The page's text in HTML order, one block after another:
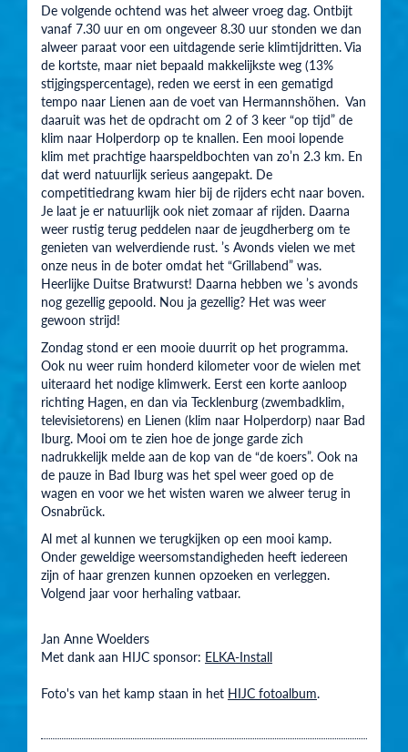
De volgende ochtend was het alweer vroeg dag. Ontbijt
vanaf 7.30 uur en om ongeveer 8.30 uur stonden we dan
alweer paraat voor een uitdagende serie klimtijdritten. Via
de kortste, maar niet bepaald makkelijkste weg (13%
stijgingspercentage), reden we eerst in een gematigd
tempo naar Lienen aan de voet van Hermannshöhen. Van
daaruit was het de opdracht om 2 of 3 keer “op tijd” de
klim naar Holperdorp op te knallen. Een mooi lopende
klim met prachtige haarspeldbochten van zo’n 2.3 km. En
dat werd natuurlijk serieus aangepakt. De
competitiedrang kwam hier bij de rijders echt naar boven.
Je laat je er natuurlijk ook niet zomaar af rijden. Daarna
weer rustig terug peddelen naar de jeugdherberg om te
genieten van welverdiende rust. ’s Avonds vielen we met
onze neus in de boter omdat het “Grillabend” was.
Heerlijke Duitse Bratwurst! Daarna hebben we ’s avonds
nog gezellig gepoold. Nou ja gezellig? Het was weer
gewoon strijd!
Zondag stond er een mooie duurrit op het programma.
Ook nu weer ruim honderd kilometer voor de wielen met
uiteraard het nodige klimwerk. Eerst een korte aanloop
richting Hagen, en dan via Tecklenburg (zwembadklim,
televisietorens) en Lienen (klim naar Holperdorp) naar Bad
Iburg. Mooi om te zien hoe de jonge garde zich
nadrukkelijk melde aan de kop van de “de koers”. Ook na
de pauze in Bad Iburg was het spel weer goed op de
wagen en voor we het wisten waren we alweer terug in
Osnabrück.
Al met al kunnen we terugkijken op een mooi kamp.
Onder geweldige weersomstandigheden heeft iedereen
zijn of haar grenzen kunnen opzoeken en verleggen.
Volgend jaar voor herhaling vatbaar.
Jan Anne Woelders
Met dank aan HIJC sponsor: ELKA-Install
Foto's van het kamp staan in het HIJC fotoalbum.